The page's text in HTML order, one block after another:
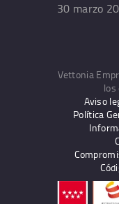
30 marzo
Vettonia
los
Aviso
Política